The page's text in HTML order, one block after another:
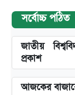
সর্বোচ্চ পঠিত
জাতীয়
প্রকাশ
আজকের